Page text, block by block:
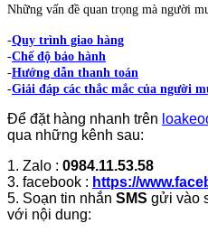
Những vấn đề quan trọng mà người
-Quy trình giao hàng
-Chế độ bảo hành
-Hướng dẫn thanh toán
-Giải đáp các thắc mắc của người
Để đặt hàng nhanh trên
qua những kênh sau:
1. Zalo : 0984.11.53.58
3. facebook : https://
5. Soạn tin nhắn SMS gửi vào
với nội dung: